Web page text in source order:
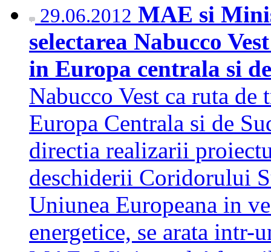
29.06.2012 MAE si
selectarea Nabucco
in Europa centrala si
Nabucco Vest ca ruta
Europa Centrala si de
directia realizarii
deschiderii Coridorului
Uniunea Europeana in
energetice, se arata intr-